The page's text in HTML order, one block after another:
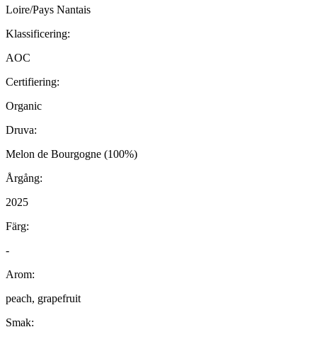
Loire/Pays Nantais
Klassificering:
AOC
Certifiering:
Organic
Druva:
Melon de Bourgogne (100%)
Årgång:
2025
Färg:
-
Arom:
peach, grapefruit
Smak: